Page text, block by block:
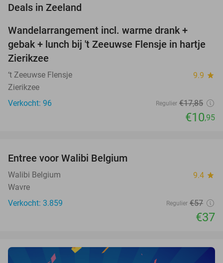
Deals in Zeeland
TODAY
Wandelarrangement incl. warme drank +
gebak + lunch bij 't Zeeuwse Flensje in hartje
Zierikzee
‘t Zeeuwse Flensje 9.9 star
Zierikzee
Verkocht: 96
Regulier €17,85
€10,95
Entree voor Walibi Belgium
Walibi Belgium 9.4 star
Wavre
Verkocht: 3.859
Regulier €57
€37